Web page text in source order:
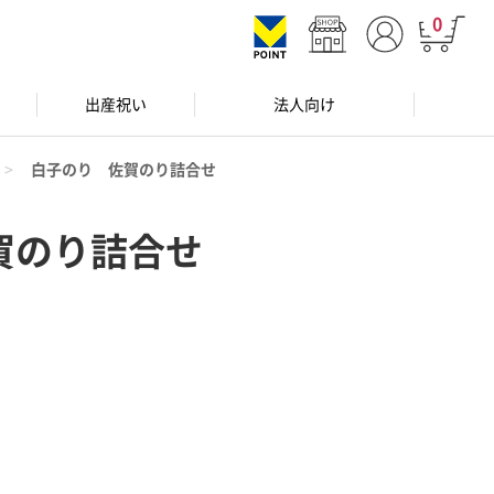
0
出産祝い 法人向け
白子のり 佐賀のり詰合せ
り詰合せ